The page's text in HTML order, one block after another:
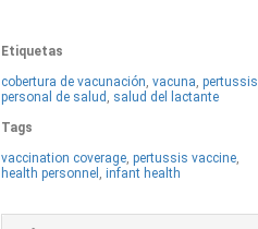
Etiquetas
cobertura de vacunación vacuna pertussis
personal de salud
salud del lactante
Tags
vaccination coverage pertussis vaccine
health personnel
infant health